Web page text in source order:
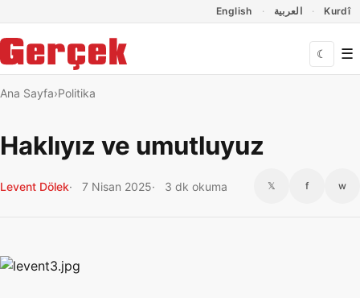
English العربية Kurdî
☾ ☰
Ana Sayfa Politika
Haklıyız ve umutluyuz
Levent Dölek 7 Nisan 2025 3 dk okuma 𝕏 f w